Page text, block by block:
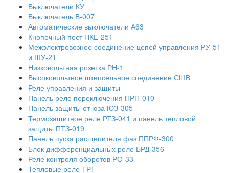
Выключатели КУ
Выключатель В-007
Автоматические выключатели А63
Кнопочный пост ПКЕ-251
Межэлектровозное соединение цепей управления РУ-51
и ШУ-21
Низковольтная розетка РН-1
Высоковольтное штепсельное соединение СШВ
Реле управления и защиты
Панель реле переключения ПРП-010
Панель защиты от юза ЮЗ-305
Термозащитное реле РТЗ-041 и панель тепловой
защиты ПТЗ-019
Панель пуска расщепителя фаз ППРФ-300
Блок дифференциальных реле БРД-356
Реле контроля оборотов РО-33
Тепловые реле ТРТ